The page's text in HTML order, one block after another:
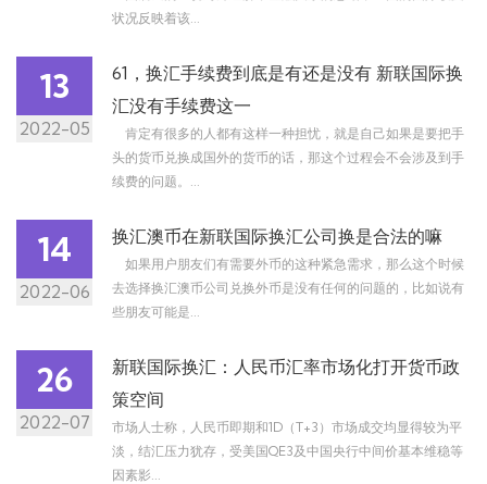
状况反映着该...
13
2022-05
61，换汇手续费到底是有还是没有 新联国际换
汇没有手续费这一
肯定有很多的人都有这样一种担忧，就是自己如果是要把手
头的货币兑换成国外的货币的话，那这个过程会不会涉及到手
续费的问题。...
14
2022-06
换汇澳币在新联国际换汇公司换是合法的嘛
如果用户朋友们有需要外币的这种紧急需求，那么这个时候
去选择换汇澳币公司兑换外币是没有任何的问题的，比如说有
些朋友可能是...
26
2022-07
新联国际换汇：人民币汇率市场化打开货币政
策空间
市场人士称，人民币即期和1D（T+3）市场成交均显得较为平
淡，结汇压力犹存，受美国QE3及中国央行中间价基本维稳等
因素影...